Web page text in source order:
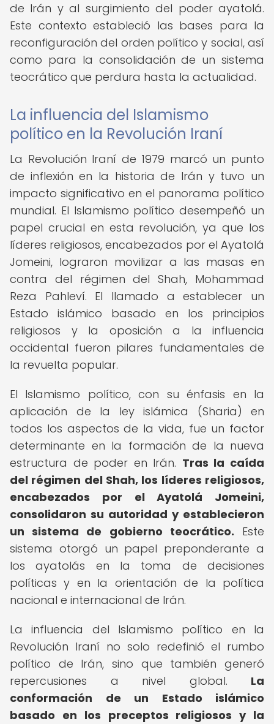
de Irán y al surgimiento del poder ayatolá.
Este contexto estableció las bases para la
reconfiguración del orden político y social, así
como para la consolidación de un sistema
teocrático que perdura hasta la actualidad.
La influencia del Islamismo
político en la Revolución Iraní
La Revolución Iraní de 1979 marcó un punto
de inflexión en la historia de Irán y tuvo un
impacto significativo en el panorama político
mundial. El Islamismo político desempeñó un
papel crucial en esta revolución, ya que los
líderes religiosos, encabezados por el Ayatolá
Jomeini, lograron movilizar a las masas en
contra del régimen del Shah, Mohammad
Reza Pahleví. El llamado a establecer un
Estado islámico basado en los principios
religiosos y la oposición a la influencia
occidental fueron pilares fundamentales de
la revuelta popular.
El Islamismo político, con su énfasis en la
aplicación de la ley islámica (Sharia) en
todos los aspectos de la vida, fue un factor
determinante en la formación de la nueva
estructura de poder en Irán. Tras la caída
del régimen del Shah, los líderes religiosos,
encabezados por el Ayatolá Jomeini,
consolidaron su autoridad y establecieron
un sistema de gobierno teocrático. Este
sistema otorgó un papel preponderante a
los ayatolás en la toma de decisiones
políticas y en la orientación de la política
nacional e internacional de Irán.
La influencia del Islamismo político en la
Revolución Iraní no solo redefinió el rumbo
político de Irán, sino que también generó
repercusiones a nivel global. La
conformación de un Estado islámico
basado en los preceptos religiosos y la